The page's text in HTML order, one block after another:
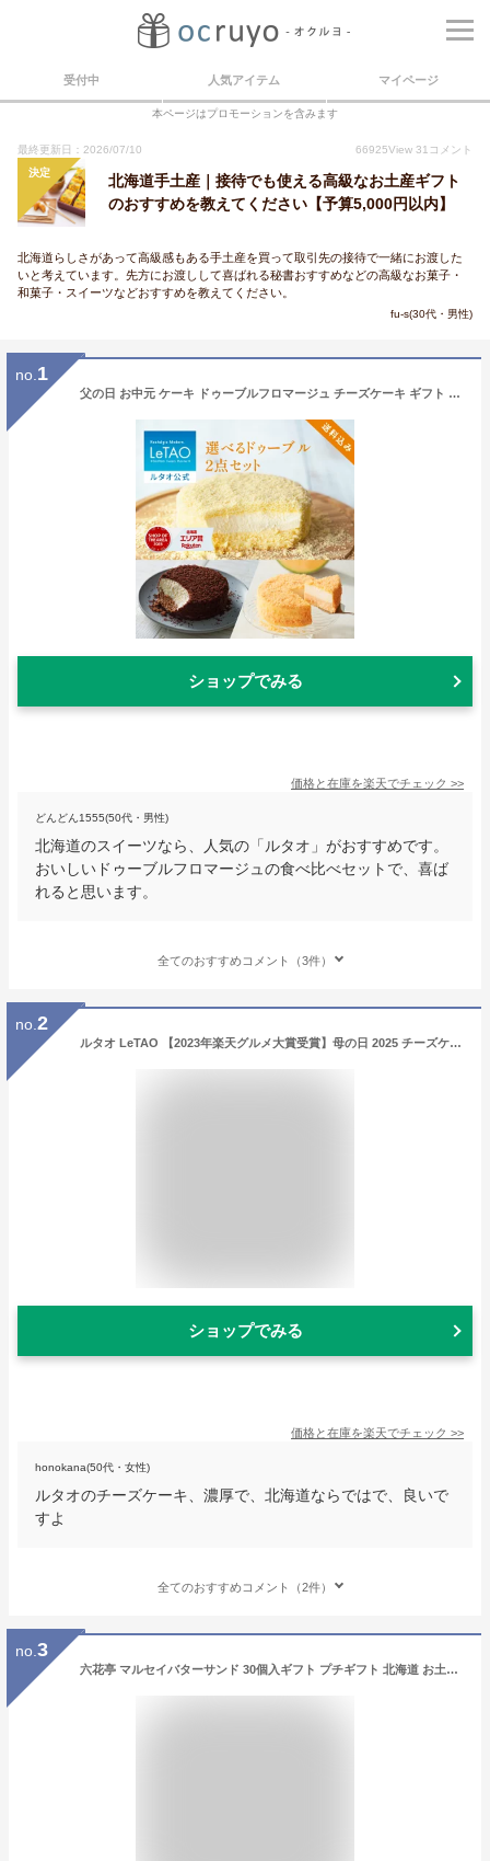
受付中 人気アイテム マイページ
本ページはプロモーションを含みます
最終更新日：2026/07/10 66925View 31 コメント
決定
北海道手土産｜接待でも使える高級なお土産ギフト
のおすすめを教えてください【予算5,000円以内】
北海道らしさがあって高級感もある手土産を買って取引先の接待で一緒にお渡した
いと考えています。先方にお渡しして喜ばれる秘書おすすめなどの高級なお菓子・
和菓子・スイーツなどおすすめを教えてください。
fu-s(30代・男性)
no. 1
父の日 お中元 ケーキ ドゥーブルフロマージュ チーズケーキ ギフト ルタオ LeTAO 4号 ( 2名用 ～ 4名用 ) 誕生日ケーキ スイーツ 洋菓子 お取り寄せ 北海道 内祝い お返し 詰め合わせ 選べる ドゥーブル 2点 セット 送料込み
ショップでみる
価格と在庫を楽天でチェック >>
どんどん1555(50代・男性)
北海道のスイーツなら、人気の「ルタオ」がおすすめです。
おいしいドゥーブルフロマージュの食べ比べセットで、喜ば
れると思います。
全てのおすすめコメント（3件）
no. 2
ルタオ LeTAO 【2023年楽天グルメ大賞受賞】母の日 2025 チーズケーキ ケーキ スイーツ 誕生日ケーキ 洋菓子 レアチーズケーキ ドゥーブルフロマージュ プレゼント ギフト 誕生日 内祝い お取り寄せ 北海道 父の日 結婚祝い 出産祝い 4号 ドゥーブルセットギフトボックス
ショップでみる
価格と在庫を楽天でチェック >>
honokana(50代・女性)
ルタオのチーズケーキ、濃厚で、北海道ならではで、良いで
すよ
全てのおすすめコメント（2件）
no. 3
六花亭 マルセイバターサンド 30個入ギフト プチギフト 北海道 お土産 スイーツ レーズンサンド お茶請け サンドクッキー 帯広 お菓子 洋菓子 誕生日 内祝い 個包装 退職 お祝い 転勤 お礼 お返し 御供 感謝 有名 定番